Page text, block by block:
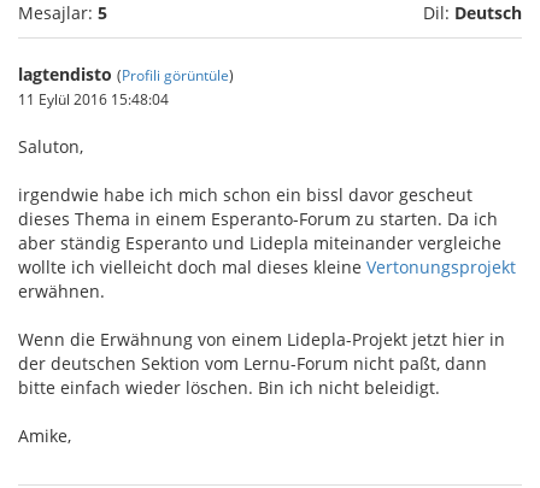
Mesajlar: 5 Dil: Deutsch
lagtendisto (Profili görüntüle)
11 Eylül 2016 15:48:04
Saluton,
irgendwie habe ich mich schon ein bissl davor gescheut
dieses Thema in einem Esperanto-Forum zu starten. Da ich
aber ständig Esperanto und Lidepla miteinander vergleiche
wollte ich vielleicht doch mal dieses kleine Vertonungsprojekt
erwähnen.
Wenn die Erwähnung von einem Lidepla-Projekt jetzt hier in
der deutschen Sektion vom Lernu-Forum nicht paßt, dann
bitte einfach wieder löschen. Bin ich nicht beleidigt.
Amike,